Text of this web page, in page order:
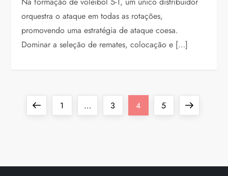
orquestra o ataque em todas as rotações,
promovendo uma estratégia de ataque coesa.
Dominar a seleção de remates, colocação e […]
PreviousPage
1 … Page
3 Page
4 Page
5
Next